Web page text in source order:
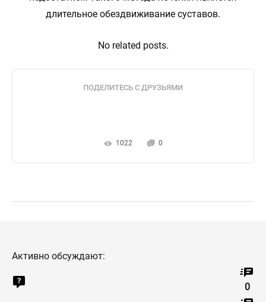
длительное обездвиживание суставов.
No related posts.
ПОДЕЛИТЕСЬ С ДРУЗЬЯМИ
1022 0
Активно обсуждают:
0